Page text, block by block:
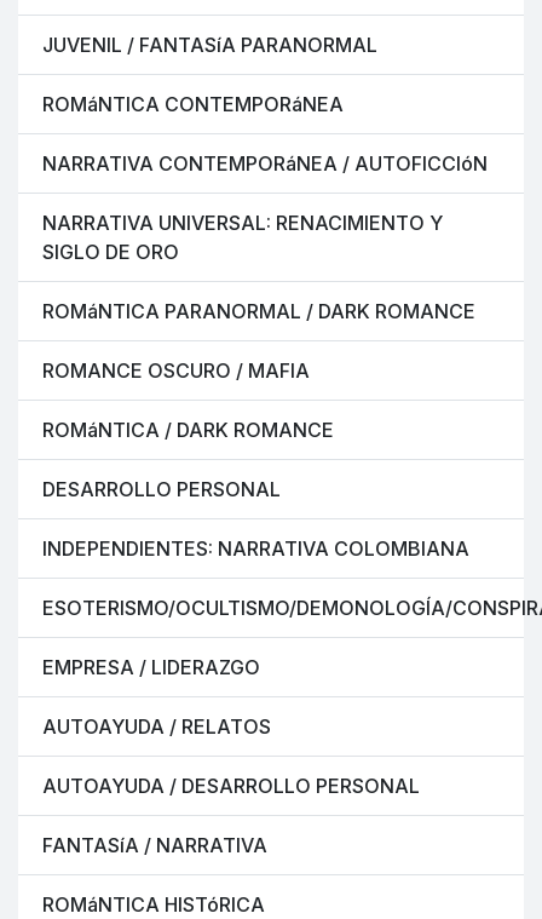
JUVENIL / FANTASíA PARANORMAL
ROMáNTICA CONTEMPORáNEA
NARRATIVA CONTEMPORáNEA / AUTOFICCIóN
NARRATIVA UNIVERSAL: RENACIMIENTO Y
SIGLO DE ORO
ROMáNTICA PARANORMAL / DARK ROMANCE
ROMANCE OSCURO / MAFIA
ROMáNTICA / DARK ROMANCE
DESARROLLO PERSONAL
INDEPENDIENTES: NARRATIVA COLOMBIANA
ESOTERISMO/OCULTISMO/DEMONOLOGÍA/
EMPRESA / LIDERAZGO
AUTOAYUDA / RELATOS
AUTOAYUDA / DESARROLLO PERSONAL
FANTASíA / NARRATIVA
ROMáNTICA HISTóRICA